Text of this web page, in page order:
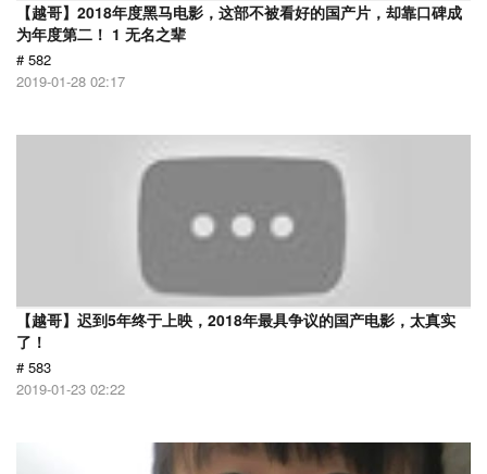
【越哥】2018年度黑马电影，这部不被看好的国产片，却靠口碑成
为年度第二！ 1 无名之辈
# 582
2019-01-28 02:17
【越哥】迟到5年终于上映，2018年最具争议的国产电影，太真实
了！
# 583
2019-01-23 02:22